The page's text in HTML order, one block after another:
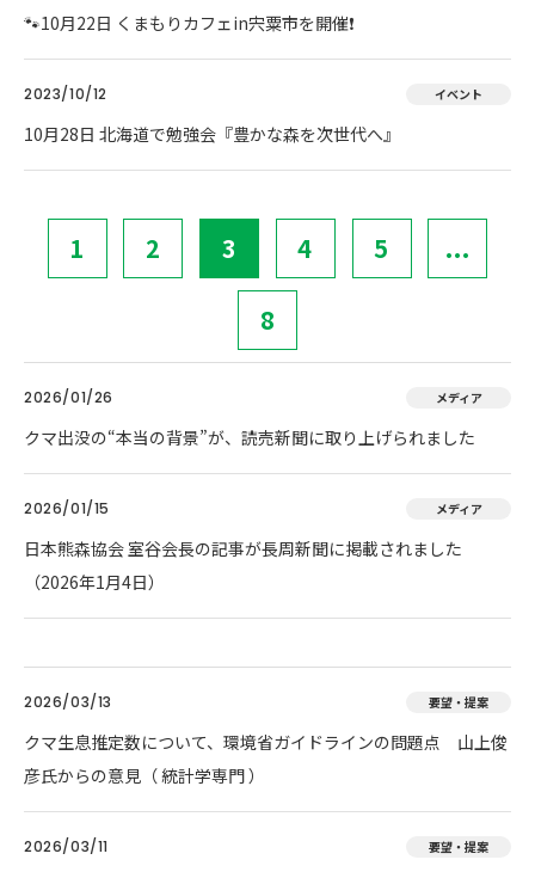
🐾10月22日 くまもりカフェin宍粟市を開催❗
2023/10/12 イベント
10月28日 北海道で勉強会『豊かな森を次世代へ』
1 2 3 4 5 ...
8
2026/01/26 メディア
クマ出没の“本当の背景”が、読売新聞に取り上げられました
2026/01/15 メディア
日本熊森協会 室谷会長の記事が長周新聞に掲載されました
（2026年1月4日）
2026/03/13 要望・提案
クマ生息推定数について、環境省ガイドラインの問題点 山上俊
彦氏からの意見（ 統計学専門 ）
2026/03/11 要望・提案